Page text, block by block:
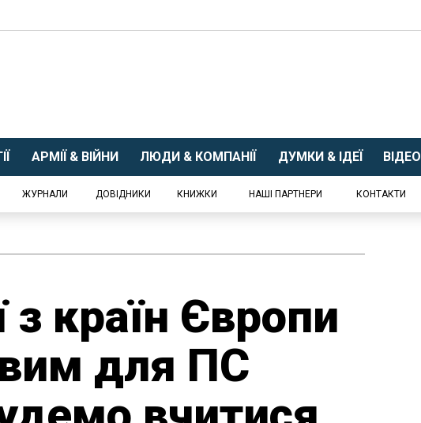
АРМІЇ & ВІЙНИ ЛЮДИ & КОМПАНІЇ ДУМКИ & ІДЕЇ ВІДЕО
ЖУРНАЛИ ДОВІДНИКИ КНИЖКИ НАШІ ПАРТНЕРИ КОНТАКТИ
з країн Європи
для ПС